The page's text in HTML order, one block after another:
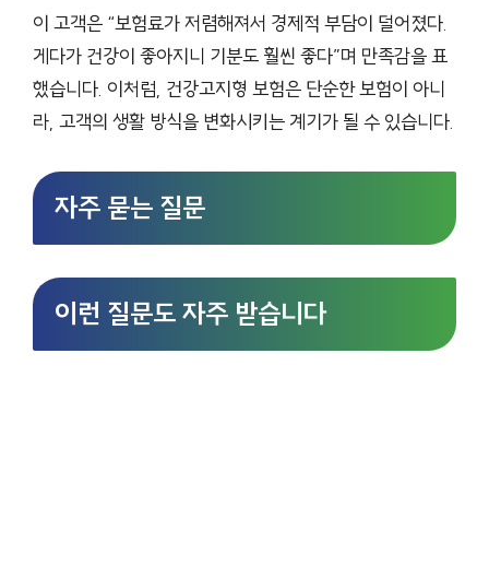
이 고객은 “보험료가 저렴해져서 경제적 부담이 덜어졌다.
게다가 건강이 좋아지니 기분도 훨씬 좋다”며 만족감을 표
했습니다. 이처럼, 건강고지형 보험은 단순한 보험이 아니
라, 고객의 생활 방식을 변화시키는 계기가 될 수 있습니다.
자주 묻는 질문
이런 질문도 자주 받습니다